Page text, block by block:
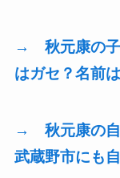
→ 秋元康の子
はガセ？名前
→ 秋元康の自
武蔵野市にも